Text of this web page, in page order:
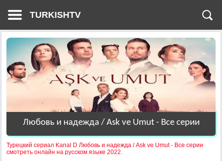
TURKISHTV
Любовь и надежда / Ask ve Umut - Все серии
Турецкий сериал Kanal D Любовь и надежда / Ask ve Umut - Все серии
смотреть онлайн на русском языке 2022.